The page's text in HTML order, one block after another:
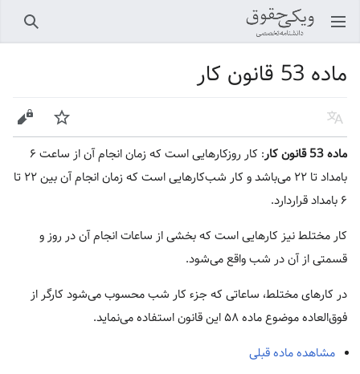
باز کردن منو اصلی جستجو
ماده 53 قانون کار
زبان پیگیری ویرایش
ماده 53 قانون کار
: کار روزکارهایی است که زمان انجام آن از ساعت ۶
بامداد تا ۲۲ می‌باشد و کار شب‌کارهایی است که زمان انجام آن بین ۲۲ تا
۶ بامداد قرار‌دارد.
‌کار مختلط نیز کارهایی است که بخشی از ساعات انجام آن در روز و
قسمتی از آن در شب واقع می‌شود.
‌در کارهای مختلط، ساعاتی که جزء کار شب محسوب می‌شود کارگر از
فوق‌العاده موضوع ماده ۵۸ این قانون استفاده می‌نماید.
مشاهده ماده قبلی